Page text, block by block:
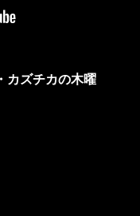
カズチカの木曜